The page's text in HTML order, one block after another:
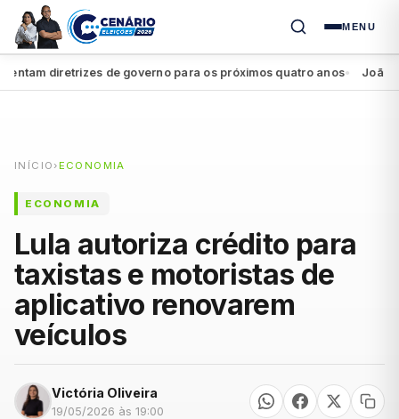
MENU
diretrizes de governo para os próximos quatro anos● João
INÍCIO ›ECONOMIA
ECONOMIA
Lula autoriza crédito para
taxistas e motoristas de
aplicativo renovarem
veículos
Victória Oliveira
19/05/2026 às 19:00